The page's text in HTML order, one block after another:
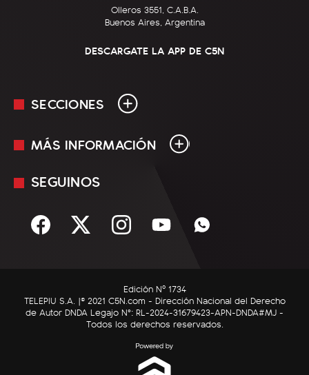
Olleros 3551, C.A.B.A.
Buenos Aires, Argentina
DESCARGATE LA APP DE C5N
SECCIONES
En Vivo
Sociedad
C5N Autos
RatingCero
MÁS INFORMACIÓN
Mediakit
Términos y condiciones
SEGUINOS
Edición Nº 1734
TELEPIU S.A. |© 2021 C5N.com - Dirección Nacional del Derecho
de Autor DNDA Legajo N°: RL-2024-31679423-APN-DNDA#MJ -
Todos los derechos reservados.